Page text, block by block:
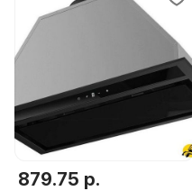
879.75 р.